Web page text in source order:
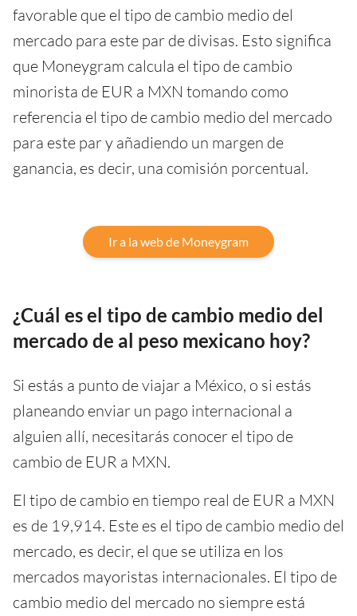
favorable que el tipo de cambio medio del
mercado para este par de divisas. Esto significa
que Moneygram calcula el tipo de cambio
minorista de EUR a MXN tomando como
referencia el tipo de cambio medio del mercado
para este par y añadiendo un margen de
ganancia, es decir, una comisión porcentual.
Ir a la web de Moneygram
¿Cuál es el tipo de cambio medio del
mercado de al peso mexicano hoy?
Si estás a punto de viajar a México, o si estás
planeando enviar un pago internacional a
alguien allí, necesitarás conocer el tipo de
cambio de EUR a MXN.
El tipo de cambio en tiempo real de EUR a MXN
es de 19,914. Este es el tipo de cambio medio del
mercado, es decir, el que se utiliza en los
mercados mayoristas internacionales. El tipo de
cambio medio del mercado no siempre está